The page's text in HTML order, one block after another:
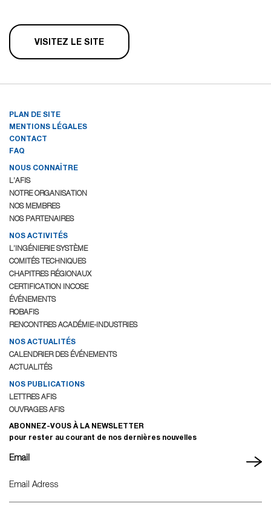
VISITEZ LE SITE
PLAN DE SITE
MENTIONS LÉGALES
CONTACT
FAQ
NOUS CONNAÎTRE
L’AFIS
NOTRE ORGANISATION
NOS MEMBRES
NOS PARTENAIRES
NOS ACTIVITÉS
L’INGÉNIERIE SYSTÈME
COMITÉS TECHNIQUES
CHAPITRES RÉGIONAUX
CERTIFICATION INCOSE
ÉVÉNEMENTS
ROBAFIS
RENCONTRES ACADÉMIE-INDUSTRIES
NOS ACTUALITÉS
CALENDRIER DES ÉVÉNEMENTS
ACTUALITÉS
NOS PUBLICATIONS
LETTRES AFIS
OUVRAGES AFIS
ABONNEZ-VOUS À LA NEWSLETTER
pour rester au courant de nos dernières nouvelles
Email